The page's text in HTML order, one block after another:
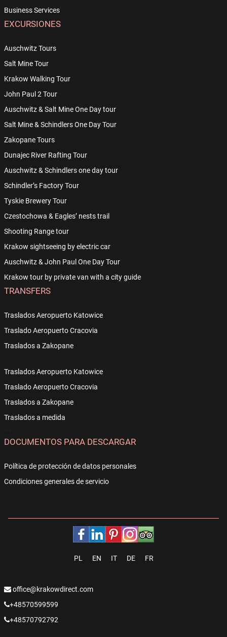
Business Services
EXCURSIONES
Auschwitz Tours
Salt Mine Tour
Krakow Walking Tour
John Paul 2 Tour
Auschwitz & Salt Mine One Day tour
Salt Mine & Schindlers One Day Tour
Zakopane Tours
Dunajec River Rafting Tour
Auschwitz & Schindlers one day tour
Schindler’s Factory Tour
Tyskie Brewery Tour
Czestochowa & Eagles’ nests trail
Shooting Range tour
Krakow sightseeing by electric car
Auschwitz & John Paul One Day Tour
Krakow tour by private van with a city guide
TRANSFERS
Traslados Aeropuerto Katowice
Traslado Aeropuerto Cracovia
Traslados a Zakopane
Traslados Aeropuerto Katowice
Traslado Aeropuerto Cracovia
Traslados a Zakopane
Traslados a medida
DOCUMENTOS PARA DESCARGAR
Política de protección de datos personales
Condiciones generales de servicio
PL EN IT DE FR
office@krakowdirect.com
+48570599599
+48570792792